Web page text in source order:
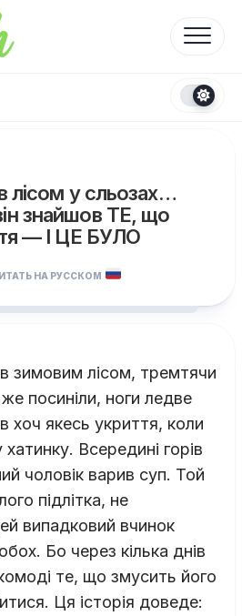
лісом у сльозах…
знайшов ТЕ, що
— І ЦЕ БУЛО
НА РУССКОМ
зимовим лісом, тремтячи
посиніли, ноги ледве
хоч якесь укриття, коли
Всередині горів
чоловік варив суп. Той
підлітка, не
випадковий вчинок
Бо через кілька днів
те, що змусить його
Ця історія доведе: